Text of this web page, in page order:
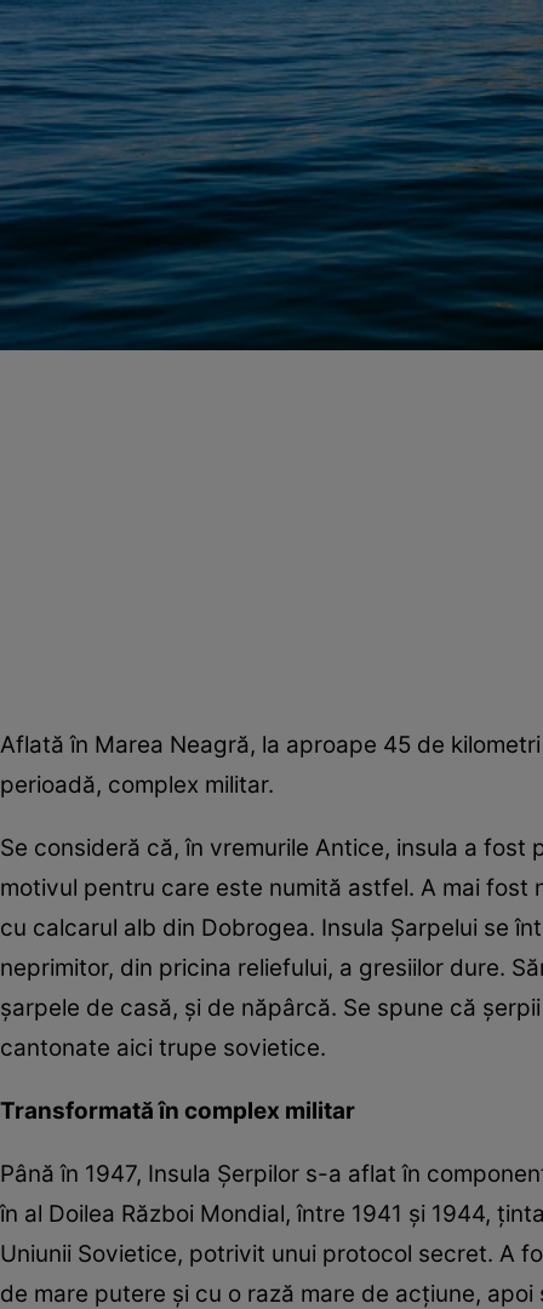
Aflată în Marea Neagră, la aproape 45 de
perioadă, complex militar.
Se consideră că, în vremurile Antice, insula a
motivul pentru care este numită astfel. A mai fost
cu calcarul alb din Dobrogea. Insula Şarpelui se
neprimitor, din pricina reliefului, a gresiilor dure.
şarpele de casă, şi de năpârcă. Se spune că
cantonate aici trupe sovietice.
Transformată în complex militar
Până în 1947, Insula Şerpilor s-a aflat în
în al Doilea Război Mondial, între 1941 şi 1944,
Uniunii Sovietice, potrivit unui protocol secret. A
de mare putere şi cu o rază mare de acţiune,